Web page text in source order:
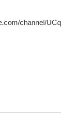
channel/